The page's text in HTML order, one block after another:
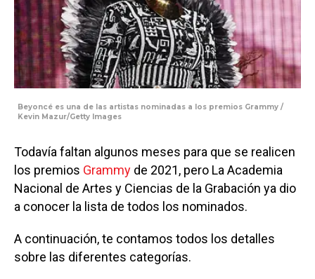
Beyoncé es una de las artistas nominadas a los premios Grammy /
Kevin Mazur/Getty Images
Todavía faltan algunos meses para que se realicen
los premios Grammy de 2021, pero La Academia
Nacional de Artes y Ciencias de la Grabación ya dio
a conocer la lista de todos los nominados.
A continuación, te contamos todos los detalles
sobre las diferentes categorías.